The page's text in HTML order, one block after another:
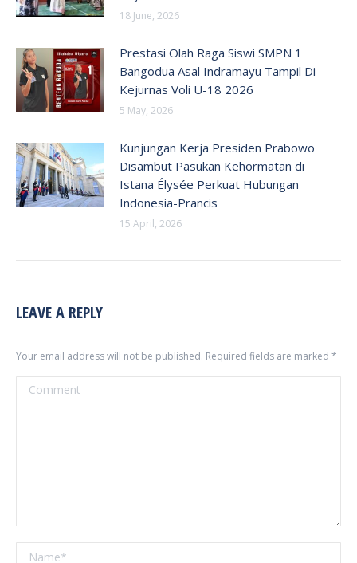
18 June, 2026
Prestasi Olah Raga Siswi SMPN 1
Bangodua Asal Indramayu Tampil Di
Kejurnas Voli U-18 2026
5 May, 2026
Kunjungan Kerja Presiden Prabowo
Disambut Pasukan Kehormatan di
Istana Élysée Perkuat Hubungan
Indonesia-Prancis
15 April, 2026
LEAVE A REPLY
Your email address will not be published. Required fields are marked *
Comment
Name *